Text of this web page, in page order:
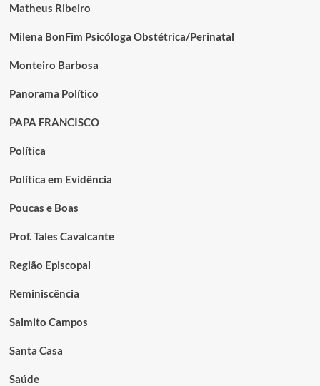
Matheus Ribeiro
Milena BonFim Psicóloga Obstétrica/Perinatal
Monteiro Barbosa
Panorama Político
PAPA FRANCISCO
Política
Política em Evidência
Poucas e Boas
Prof. Tales Cavalcante
Região Episcopal
Reminiscência
Salmito Campos
Santa Casa
Saúde